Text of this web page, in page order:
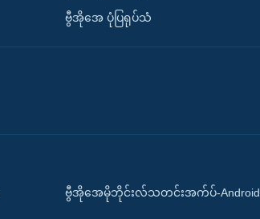
ဗွီအိုအေ ပုံပြရုပ်သံ
ဗွီအိုအေမိုဘိုင်းလ်သတင်းအက်ပ်-Android